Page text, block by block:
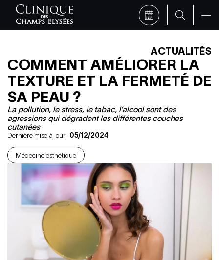
ACTUALITÉS
COMMENT AMÉLIORER LA
TEXTURE ET LA FERMETÉ DE
SA PEAU ?
La pollution, le stress, le tabac, l’alcool sont des
agressions qui dégradent les différentes couches
cutanées
Dernière mise à jour 05/12/2024
Médecine esthétique